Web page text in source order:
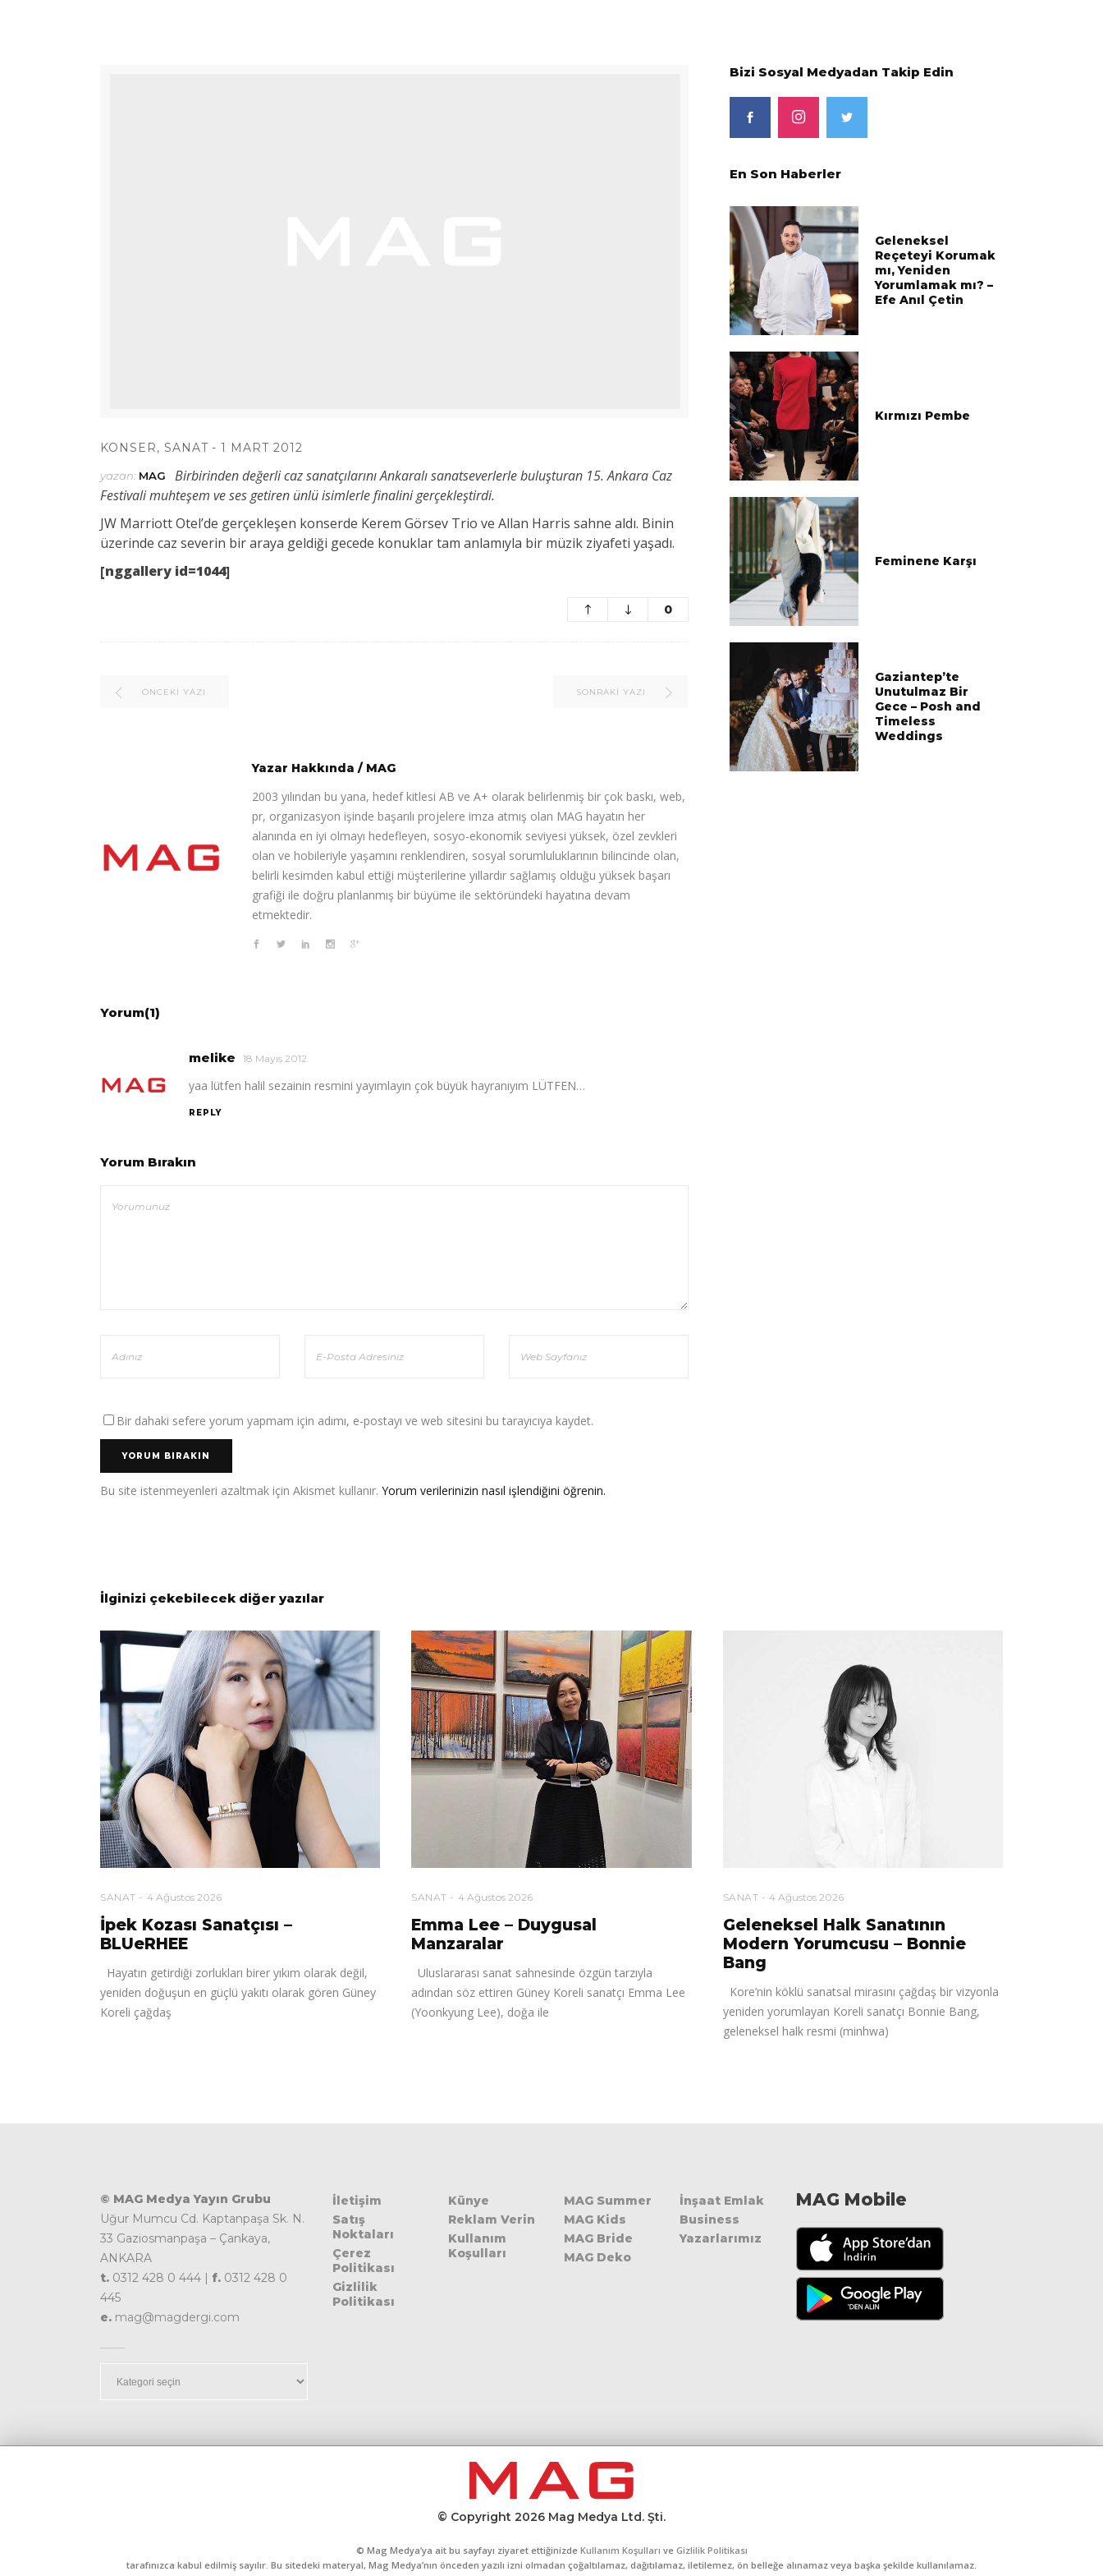
KONSER, SANAT 1 MART 2012
yazan: MAG
Birbirinden değerli caz sanatçılarını Ankaralı sanatseverlerle buluşturan 15. Ankara Caz
Festivali muhteşem ve ses getiren ünlü isimlerle finalini gerçekleştirdi.
JW Marriott Otel’de gerçekleşen konserde Kerem Görsev Trio ve Allan Harris sahne aldı. Binin
üzerinde caz severin bir araya geldiği gecede konuklar tam anlamıyla bir müzik ziyafeti yaşadı.
[nggallery id=1044]
0
ÖNCEKI YAZI SONRAKI YAZI
Yazar Hakkında / MAG
2003 yılından bu yana, hedef kitlesi AB ve A+ olarak belirlenmiş bir çok baskı, web,
pr, organizasyon işinde başarılı projelere imza atmış olan MAG hayatın her
alanında en iyi olmayı hedefleyen, sosyo-ekonomik seviyesi yüksek, özel zevkleri
olan ve hobileriyle yaşamını renklendiren, sosyal sorumluluklarının bilincinde olan,
belirli kesimden kabul ettiği müşterilerine yıllardır sağlamış olduğu yüksek başarı
grafiği ile doğru planlanmış bir büyüme ile sektöründeki hayatına devam
etmektedir.
Yorum(1)
melike 18 Mayıs 2012
yaa lütfen halil sezainin resmini yayımlayın çok büyük hayranıyım LÜTFEN…
REPLY
Yorum Bırakın
Bir dahaki sefere yorum yapmam için adımı, e-postayı ve web sitesini bu tarayıcıya kaydet.
Bu site istenmeyenleri azaltmak için Akismet kullanır. Yorum verilerinizin nasıl işlendiğini öğrenin.
Bizi Sosyal Medyadan Takip Edin
En Son Haberler
Geleneksel
Reçeteyi Korumak
mı, Yeniden
Yorumlamak mı? –
Efe Anıl Çetin
Kırmızı Pembe
Feminene Karşı
Gaziantep’te
Unutulmaz Bir
Gece – Posh and
Timeless
Weddings
İlginizi çekebilecek diğer yazılar
SANAT 4 Ağustos 2026
İpek Kozası Sanatçısı –
BLUeRHEE
Hayatın getirdiği zorlukları birer yıkım olarak değil,
yeniden doğuşun en güçlü yakıtı olarak gören Güney
Koreli çağdaş
SANAT 4 Ağustos 2026
Emma Lee – Duygusal
Manzaralar
Uluslararası sanat sahnesinde özgün tarzıyla
adından söz ettiren Güney Koreli sanatçı Emma Lee
(Yoonkyung Lee), doğa ile
SANAT 4 Ağustos 2026
Geleneksel Halk Sanatının
Modern Yorumcusu – Bonnie
Bang
Kore’nin köklü sanatsal mirasını çağdaş bir vizyonla
yeniden yorumlayan Koreli sanatçı Bonnie Bang,
geleneksel halk resmi (minhwa)
© MAG Medya Yayın Grubu
Uğur Mumcu Cd. Kaptanpaşa Sk. N.
33 Gaziosmanpaşa – Çankaya,
ANKARA
t. 0312 428 0 444 | f. 0312 428 0
445
e. mag@magdergi.com
İletişim
Satış
Noktaları
Çerez
Politikası
Gizlilik
Politikası
Künye
Reklam Verin
Kullanım
Koşulları
MAG Summer
MAG Kids
MAG Bride
MAG Deko
İnşaat Emlak
Business
Yazarlarımız
MAG Mobile
© Copyright 2026 Mag Medya Ltd. Şti.
© Mag Medya’ya ait bu sayfayı ziyaret ettiğinizde Kullanım Koşulları ve Gizlilik Politikası
tarafınızca kabul edilmiş sayılır. Bu sitedeki materyal, Mag Medya’nın önceden yazılı izni olmadan çoğaltılamaz, dağıtılamaz, iletilemez, ön belleğe alınamaz veya başka şekilde kullanılamaz.